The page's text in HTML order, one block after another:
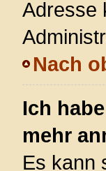
Adresse
Nach
Ich
mehr
Es kann